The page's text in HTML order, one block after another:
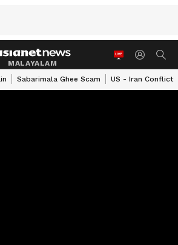
MALAYALAM
Sabarimala Ghee Scam US - Iran Conflict